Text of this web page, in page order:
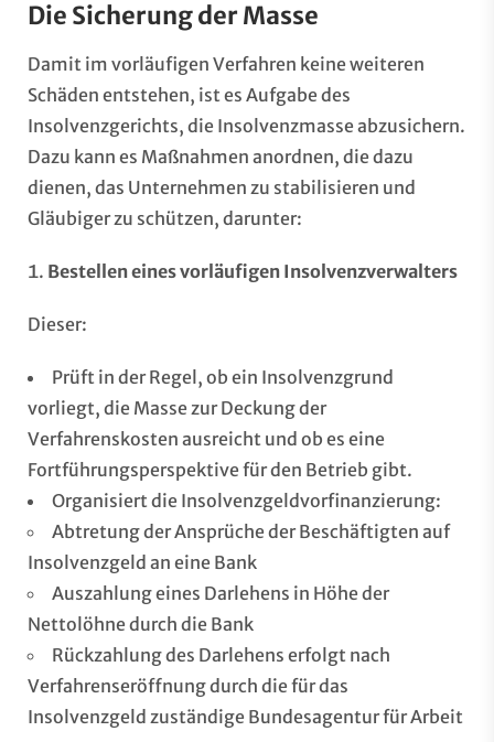
Die Sicherung der Masse
Damit im vorläufigen Verfahren keine weiteren
Schäden entstehen, ist es Aufgabe des
Insolvenzgerichts, die Insolvenzmasse abzusichern.
Dazu kann es Maßnahmen anordnen, die dazu
dienen, das Unternehmen zu stabilisieren und
Gläubiger zu schützen, darunter:
Bestellen eines vorläufigen Insolvenzverwalters
Dieser:
Prüft in der Regel, ob ein Insolvenzgrund
vorliegt, die Masse zur Deckung der
Verfahrenskosten ausreicht und ob es eine
Fortführungsperspektive für den Betrieb gibt.
Organisiert die Insolvenzgeldvorfinanzierung:
Abtretung der Ansprüche der Beschäftigten auf
Insolvenzgeld an eine Bank
Auszahlung eines Darlehens in Höhe der
Nettolöhne durch die Bank
Rückzahlung des Darlehens erfolgt nach
Verfahrenseröffnung durch die für das
Insolvenzgeld zuständige Bundesagentur für Arbeit